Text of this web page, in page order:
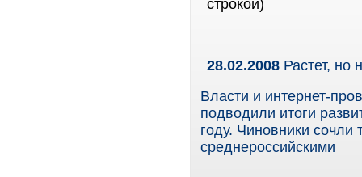
строкой)
28.02.2008 Растет, но
Власти и интернет-
подводили итоги
году. Чиновники
среднероссийскими